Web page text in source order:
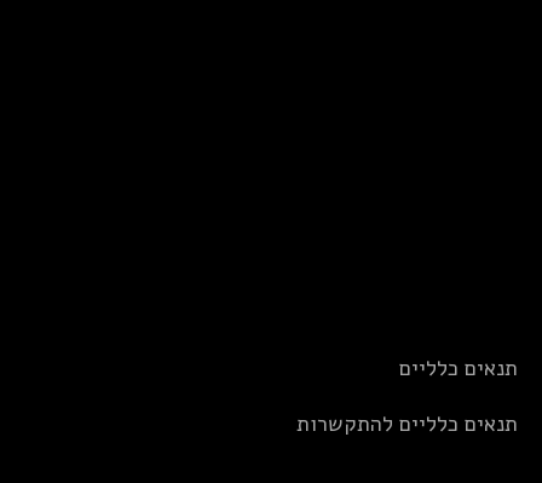
תנאים כלליים
תנאים כלליים להתקשרות